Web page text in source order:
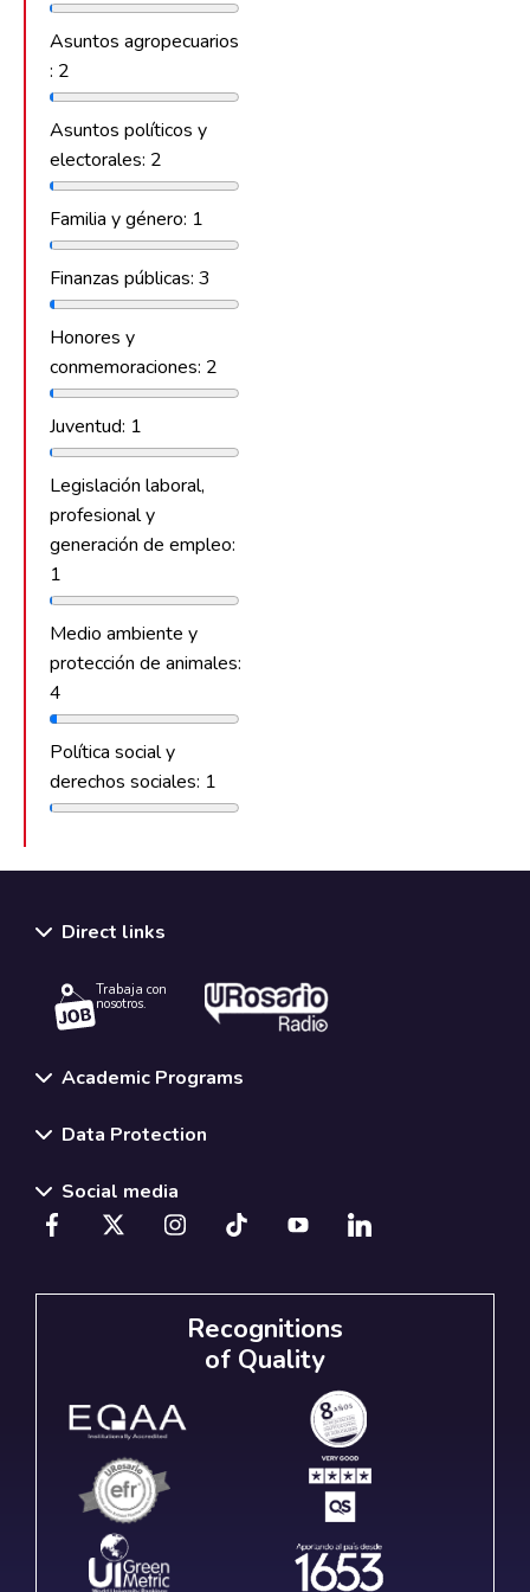
Asuntos agropecuarios
: 2
Asuntos políticos y
electorales: 2
Familia y género: 1
Finanzas públicas: 3
Honores y
conmemoraciones: 2
Juventud: 1
Legislación laboral,
profesional y
generación de empleo:
1
Medio ambiente y
protección de animales:
4
Política social y
derechos sociales: 1
Direct links
Trabaja con
nosotros.
Academic Programs
Data Protection
Social media
Recognitions
of Quality